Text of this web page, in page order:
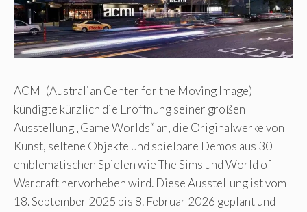
ACMI (Australian Center for the Moving Image)
kündigte kürzlich die Eröffnung seiner großen
Ausstellung „Game Worlds“ an, die Originalwerke von
Kunst, seltene Objekte und spielbare Demos aus 30
emblematischen Spielen wie The Sims und World of
Warcraft hervorheben wird. Diese Ausstellung ist vom
18. September 2025 bis 8. Februar 2026 geplant und